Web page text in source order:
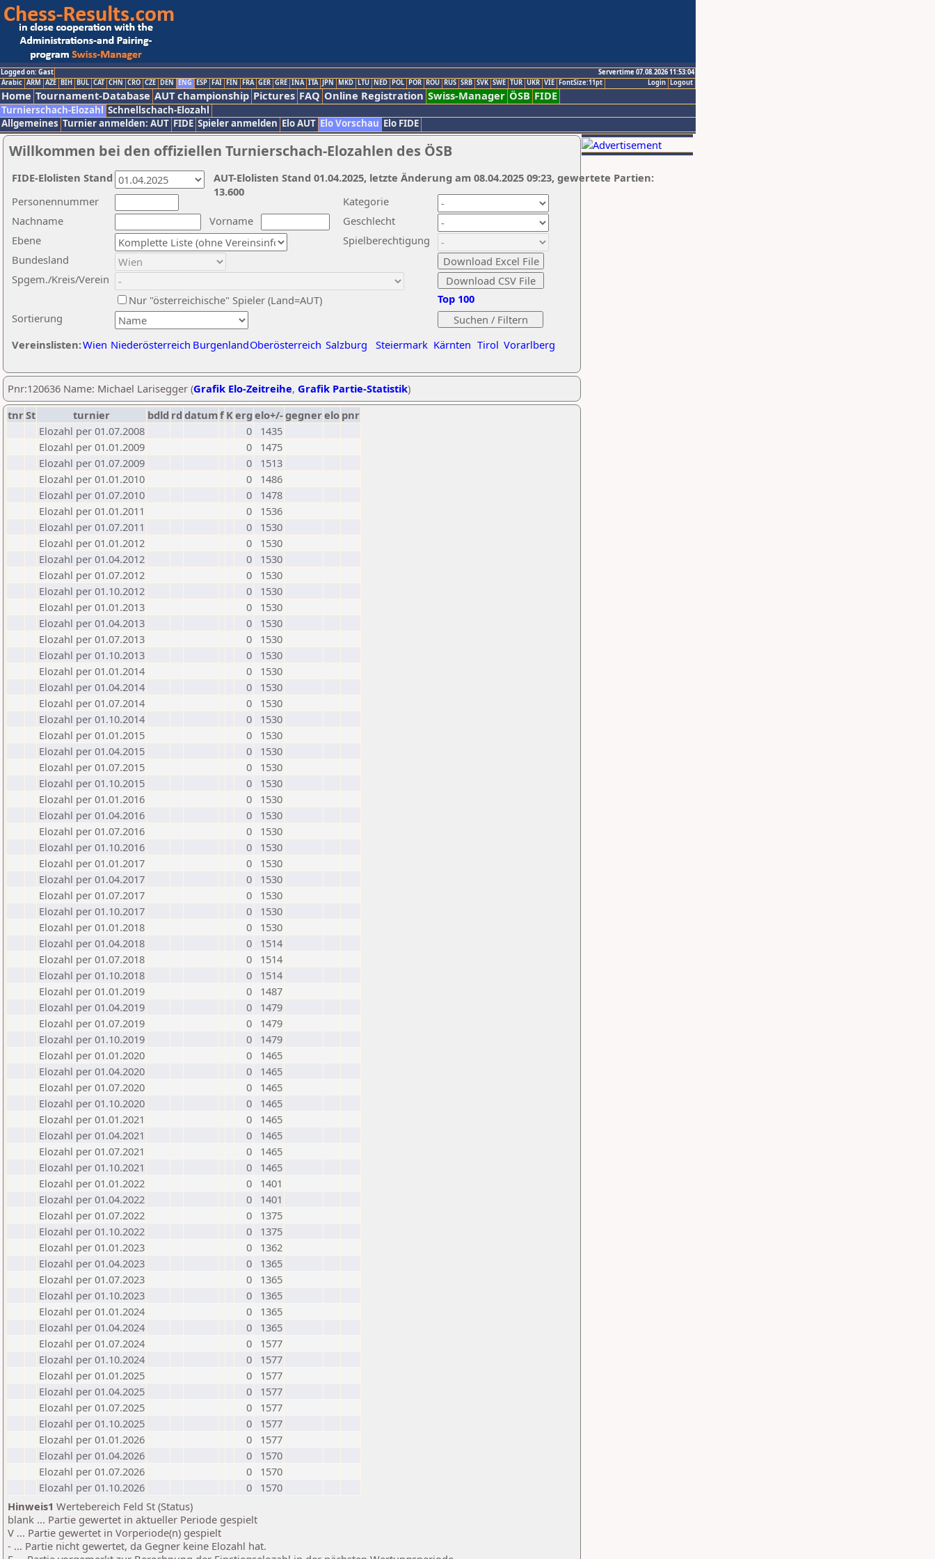
Logged on: Gast
Servertime 07.08.2026 11:53:04
Logout
Login
Arabic ARM AZE BIH BUL CAT CHN CRO CZE DEN ENG ESP FAI FIN FRA GER GRE INA ITA JPN MKD LTU NED POL POR ROU RUS SRB SVK SWE TUR UKR VIE FontSize:11pt
Home Tournament-Database AUT championship Pictures FAQ Online Registration Swiss-Manager ÖSB FIDE
Turnierschach-Elozahl Schnellschach-Elozahl
Allgemeines Turnier anmelden: AUT FIDE Spieler anmelden Elo AUT Elo Vorschau Elo FIDE
Willkommen bei den offiziellen Turnierschach-Elozahlen des ÖSB
Nachname
Vorname
Ebene
Kategorie
Sortierung
Personennummer
Bundesland
Spgem./Kreis/Verein
Geschlecht
Nur "österreichische" Spieler (Land=AUT)
Spielberechtigung
Vereinslisten:Wien Niederösterreich BurgenlandOberösterreich Salzburg Steiermark Kärnten Tirol Vorarlberg
Top 100
AUT-Elolisten Stand 01.04.2025, letzte Änderung am 08.04.2025 09:23, gewertete Partien:
13.600
FIDE-Elolisten Stand
Pnr:120636 Name: Michael Larisegger (Grafik Elo-Zeitreihe, Grafik Partie-Statistik)
tnrSt turnier bdld rd datumf Kerg elo+/-gegnerelo pnr
Elozahl per 01.07.2008
0
1435
Elozahl per 01.01.2009
0
1475
Elozahl per 01.07.2009
0
1513
Elozahl per 01.01.2010
0
1486
Elozahl per 01.07.2010
0
1478
Elozahl per 01.01.2011
0
1536
Elozahl per 01.07.2011
0
1530
Elozahl per 01.01.2012
0
1530
Elozahl per 01.04.2012
0
1530
Elozahl per 01.07.2012
0
1530
Elozahl per 01.10.2012
0
1530
Elozahl per 01.01.2013
0
1530
Elozahl per 01.04.2013
0
1530
Elozahl per 01.07.2013
0
1530
Elozahl per 01.10.2013
0
1530
Elozahl per 01.01.2014
0
1530
Elozahl per 01.04.2014
0
1530
Elozahl per 01.07.2014
0
1530
Elozahl per 01.10.2014
0
1530
Elozahl per 01.01.2015
0
1530
Elozahl per 01.04.2015
0
1530
Elozahl per 01.07.2015
0
1530
Elozahl per 01.10.2015
0
1530
Elozahl per 01.01.2016
0
1530
Elozahl per 01.04.2016
0
1530
Elozahl per 01.07.2016
0
1530
Elozahl per 01.10.2016
0
1530
Elozahl per 01.01.2017
0
1530
Elozahl per 01.04.2017
0
1530
Elozahl per 01.07.2017
0
1530
Elozahl per 01.10.2017
0
1530
Elozahl per 01.01.2018
0
1530
Elozahl per 01.04.2018
0
1514
Elozahl per 01.07.2018
0
1514
Elozahl per 01.10.2018
0
1514
Elozahl per 01.01.2019
0
1487
Elozahl per 01.04.2019
0
1479
Elozahl per 01.07.2019
0
1479
Elozahl per 01.10.2019
0
1479
Elozahl per 01.01.2020
0
1465
Elozahl per 01.04.2020
0
1465
Elozahl per 01.07.2020
0
1465
Elozahl per 01.10.2020
0
1465
Elozahl per 01.01.2021
0
1465
Elozahl per 01.04.2021
0
1465
Elozahl per 01.07.2021
0
1465
Elozahl per 01.10.2021
0
1465
Elozahl per 01.01.2022
0
1401
Elozahl per 01.04.2022
0
1401
Elozahl per 01.07.2022
0
1375
Elozahl per 01.10.2022
0
1375
Elozahl per 01.01.2023
0
1362
Elozahl per 01.04.2023
0
1365
Elozahl per 01.07.2023
0
1365
Elozahl per 01.10.2023
0
1365
Elozahl per 01.01.2024
0
1365
Elozahl per 01.04.2024
0
1365
Elozahl per 01.07.2024
0
1577
Elozahl per 01.10.2024
0
1577
Elozahl per 01.01.2025
0
1577
Elozahl per 01.04.2025
0
1577
Elozahl per 01.07.2025
0
1577
Elozahl per 01.10.2025
0
1577
Elozahl per 01.01.2026
0
1577
Elozahl per 01.04.2026
0
1570
Elozahl per 01.07.2026
0
1570
Elozahl per 01.10.2026
0
1570
Hinweis1 Wertebereich Feld St (Status)
blank ... Partie gewertet in aktueller Periode gespielt
V ... Partie gewertet in Vorperiode(n) gespielt
- ... Partie nicht gewertet, da Gegner keine Elozahl hat.